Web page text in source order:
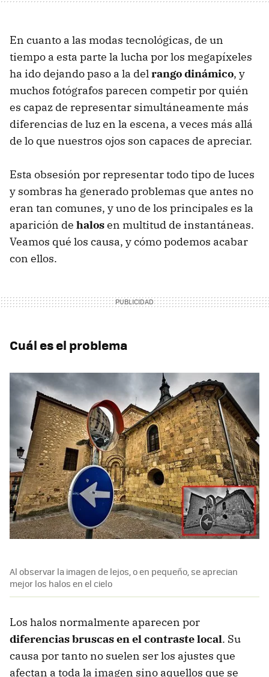
En cuanto a las modas tecnológicas, de un
tiempo a esta parte la lucha por los megapíxeles
ha ido dejando paso a la delrango dinámico, y
muchos fotógrafos parecen competir por quién
es capaz de representar simultáneamente más
diferencias de luz en la escena, a veces más allá
de lo que nuestros ojos son capaces de apreciar.
Esta obsesión por representar todo tipo de luces
y sombras ha generado problemas que antes no
eran tan comunes, y uno de los principales es la
aparición de halosen multitud de instantáneas.
Veamos qué los causa, y cómo podemos acabar
con ellos.
Cuál es el problema
Al observar la imagen de lejos, o en pequeño, se aprecian
mejor los halos en el cielo
Los halos normalmente aparecen por
diferencias bruscas en el contraste local. Su
causa por tanto no suelen ser los ajustes que
afectan a toda la imagen sino aquellos que se